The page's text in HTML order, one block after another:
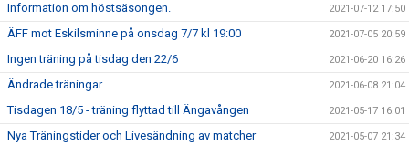
Information om höstsäsongen. 2021-07-12 17:50
ÄFF mot Eskilsminne på onsdag 7/7 kl 19:00 2021-07-05 20:59
Ingen träning på tisdag den 22/6 2021-06-20 16:26
Ändrade träningar 2021-06-08 21:04
Tisdagen 18/5 - träning flyttad till Ängavången 2021-05-17 16:01
Nya Träningstider och Livesändning av matcher 2021-05-07 21:34